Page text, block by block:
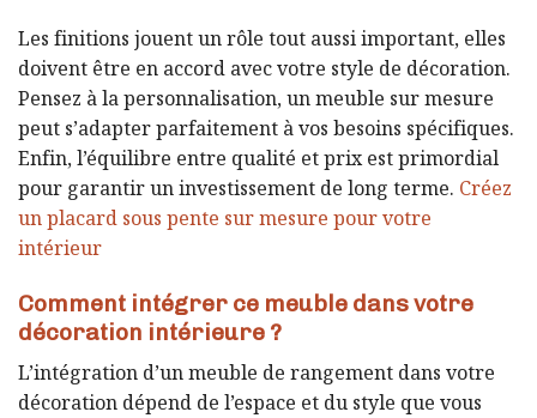
Les finitions jouent un rôle tout aussi important, elles
doivent être en accord avec votre style de décoration.
Pensez à la personnalisation, un meuble sur mesure
peut s’adapter parfaitement à vos besoins spécifiques.
Enfin, l’équilibre entre qualité et prix est primordial
pour garantir un investissement de long terme. Créez
un placard sous pente sur mesure pour votre
intérieur
Comment intégrer ce meuble dans votre
décoration intérieure ?
L’intégration d’un meuble de rangement dans votre
décoration dépend de l’espace et du style que vous